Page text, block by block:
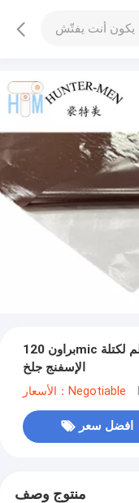
براون 120mic الساخنه نذوب لاصق فيلم بالحرارة فيلم لكتلة
الإسفنج جلخ
الأسعار：Negotiable
افضل سعر
منتوج وصف